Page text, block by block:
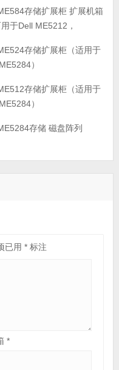
存储扩展柜 扩展机箱
于Dell ME5212，
存储扩展柜（适用于
）
存储扩展柜（适用于
）
存储 磁盘阵列
已用 *标注
*